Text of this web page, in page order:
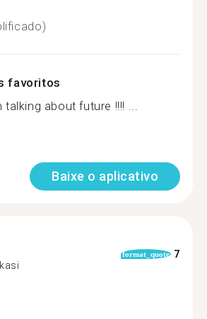
favoritos
talking about future !!!! ...
Baixe o aplicativo
format_quote 7